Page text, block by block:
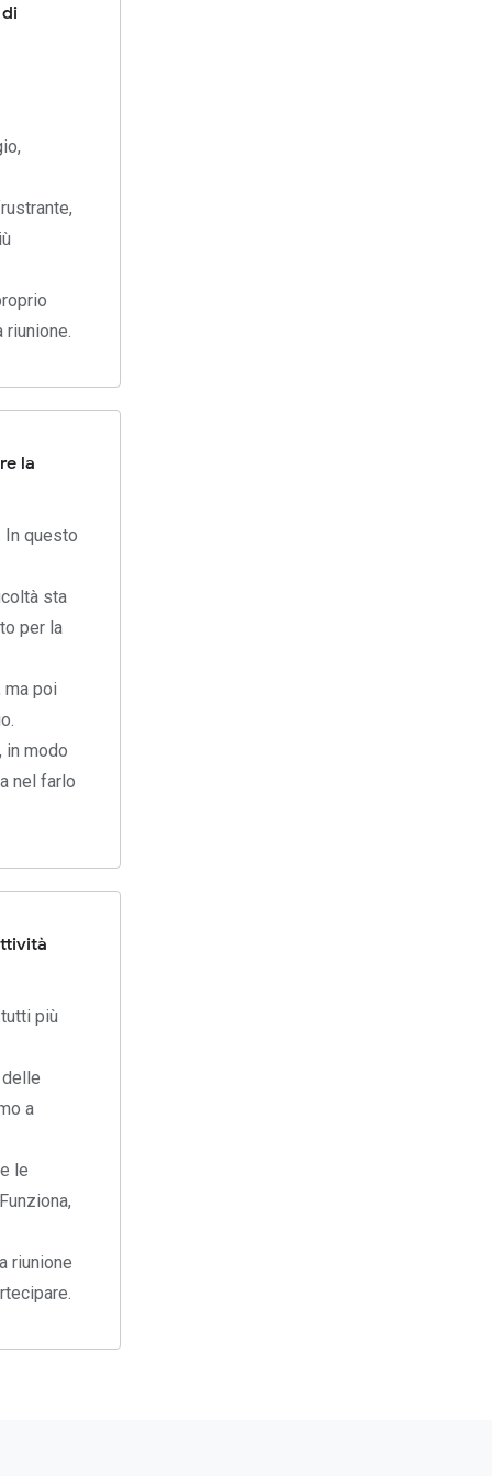
riunione.
la
In questo
sta
per la
ma poi
in modo
nel farlo
più
a
le
riunione